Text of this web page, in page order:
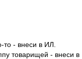
то - внеси в ИЛ.
товарищей - внеси в